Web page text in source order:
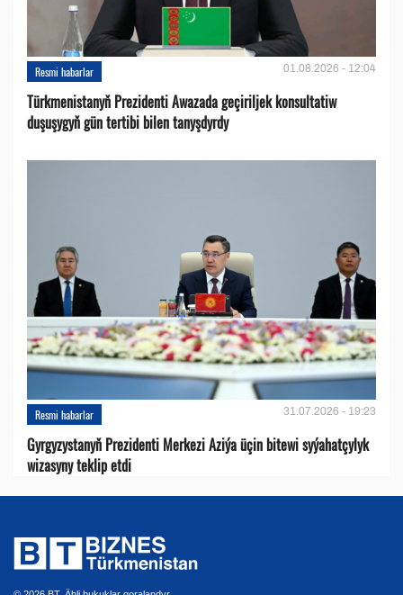
Resmi habarlar 01.08.2026 - 12:04
Türkmenistanyň Prezidenti Awazada geçiriljek konsultatiw
duşuşygyň gün tertibi bilen tanyşdyrdy
Resmi habarlar 31.07.2026 - 19:23
Gyrgyzystanyň Prezidenti Merkezi Aziýa üçin bitewi syýahatçylyk
wizasyny teklip etdi